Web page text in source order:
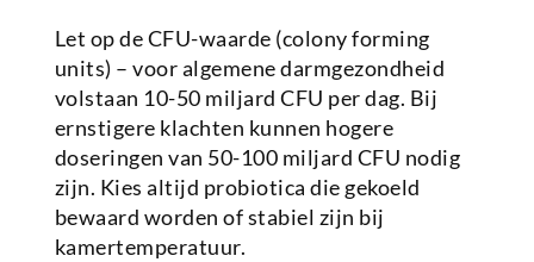
Let op de CFU-waarde (colony forming
units) – voor algemene darmgezondheid
volstaan 10-50 miljard CFU per dag. Bij
ernstigere klachten kunnen hogere
doseringen van 50-100 miljard CFU nodig
zijn. Kies altijd probiotica die gekoeld
bewaard worden of stabiel zijn bij
kamertemperatuur.